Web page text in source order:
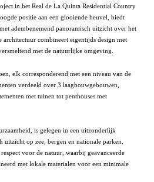
in het Real de La Quinta Residential Country
positie aan een glooiende heuvel, biedt
adembenemend panoramisch uitzicht over het
architectuur combineert eigentijds design met
met de natuurlijke omgeving.
elk corresponderend met een niveau van de
verdeeld over 3 laagbouwgebouwen,
met tuinen tot penthouses met
is gelegen in een uitzonderlijk
op zee, bergen en nationale parken.
voor de natuur, waarbij geavanceerde
met lokale materialen voor een minimale